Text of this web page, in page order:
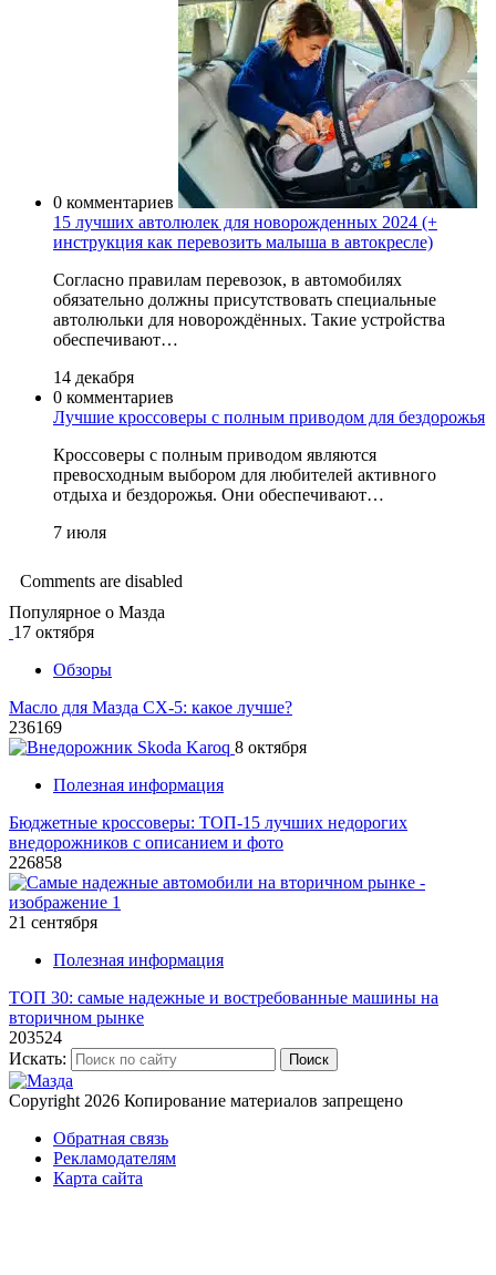
0 комментариев
15 лучших автолюлек для новорожденных 2024 (+
инструкция как перевозить малыша в автокресле)
Согласно правилам перевозок, в автомобилях
обязательно должны присутствовать специальные
автолюльки для новорождённых. Такие устройства
обеспечивают…
14 декабря
0 комментариев
Лучшие кроссоверы с полным приводом для бездорожья
Кроссоверы с полным приводом являются
превосходным выбором для любителей активного
отдыха и бездорожья. Они обеспечивают…
7 июля
Comments are disabled
Популярное о Мазда
17 октября
Обзоры
Масло для Мазда СХ-5: какое лучше?
236169
8 октября
Полезная информация
Бюджетные кроссоверы: ТОП-15 лучших недорогих
внедорожников с описанием и фото
226858
21 сентября
Полезная информация
ТОП 30: самые надежные и востребованные машины на
вторичном рынке
203524
Искать:
Поиск
Copyright 2026 Копирование материалов запрещено
Обратная связь
Рекламодателям
Карта сайта